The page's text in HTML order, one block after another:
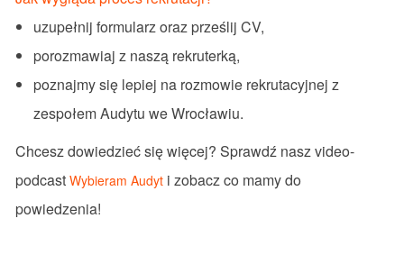
uzupełnij formularz oraz prześlij CV,
porozmawiaj z naszą rekruterką,
poznajmy się lepiej na rozmowie rekrutacyjnej z
zespołem Audytu we Wrocławiu.
Chcesz dowiedzieć się więcej? Sprawdź nasz video-
podcast Wybieram Audyti zobacz co mamy do
powiedzenia!